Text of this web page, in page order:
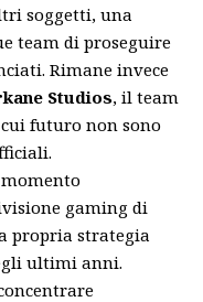
soggetti, una
team di proseguire
Rimane invece
Studios, il team
futuro non sono
gaming di
propria strategia
ultimi anni.